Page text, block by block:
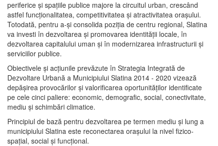
periferice şi spaţiile publice majore la circuitul urban, crescând
astfel funcţionalitatea, competitivitatea şi atractivitatea oraşului.
Totodată, pentru a-şi consolida poziţia de centru regional, Slatina
va investi în dezvoltarea şi promovarea identităţii locale, în
dezvoltarea capitalului uman şi în modernizarea infrastructurii şi
serviciilor publice.
Obiectivele şi acţiunile prevăzute în Strategia Integrată de
Dezvoltare Urbană a Municipiului Slatina 2014 - 2020 vizează
depășirea provocărilor şi valorificarea oportunităţilor identificate
pe cele cinci paliere: economic, demografic, social, conectivitate,
mediu şi schimbări climatice.
Principiul de bază pentru dezvoltarea pe termen mediu şi lung a
municipiului Slatina este reconectarea oraşului la nivel fizico-
spaţial, social şi funcţional.